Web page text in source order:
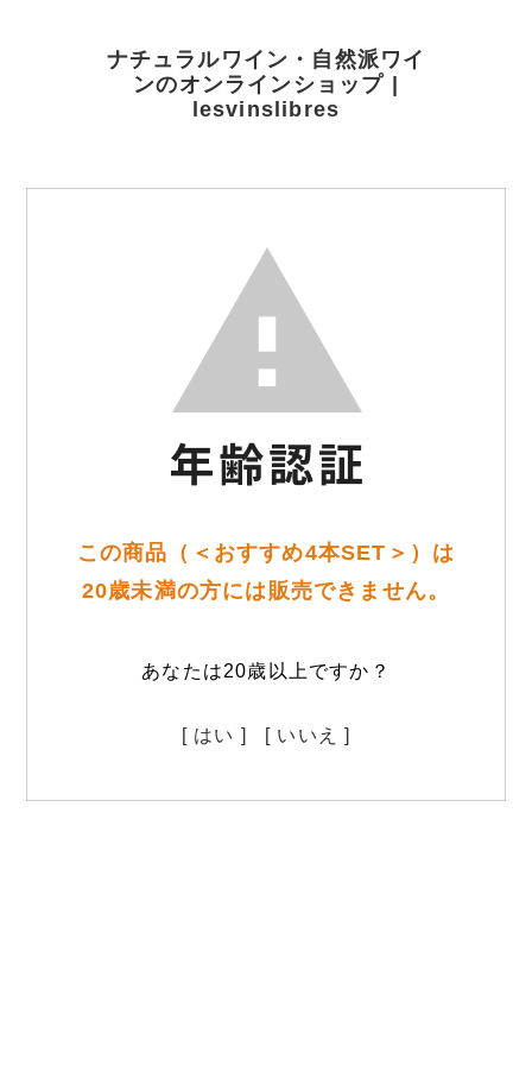
ナチュラルワイン・自然派ワイ
ンのオンラインショップ |
lesvinslibres
この商品（＜おすすめ4本SET＞）は
20歳未満の方には販売できません。
あなたは20歳以上ですか？
[ はい ] [ いいえ ]